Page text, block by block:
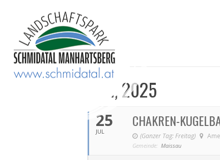
JULI, 2025
25
JUL
CHAKREN-
(Ganzer Tag: Freitag)
Gemeinde: Maissau